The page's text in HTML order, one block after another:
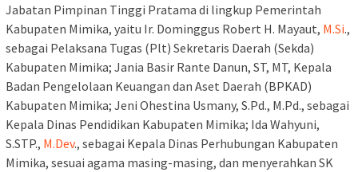
Jabatan Pimpinan Tinggi Pratama di lingkup Pemerintah
Kabupaten Mimika, yaitu Ir. Dominggus Robert H. Mayaut, M.Si.,
sebagai Pelaksana Tugas (Plt) Sekretaris Daerah (Sekda)
Kabupaten Mimika; Jania Basir Rante Danun, ST, MT, Kepala
Badan Pengelolaan Keuangan dan Aset Daerah (BPKAD)
Kabupaten Mimika; Jeni Ohestina Usmany, S.Pd., M.Pd., sebagai
Kepala Dinas Pendidikan Kabupaten Mimika; Ida Wahyuni,
S.STP., M.Dev., sebagai Kepala Dinas Perhubungan Kabupaten
Mimika, sesuai agama masing-masing, dan menyerahkan SK